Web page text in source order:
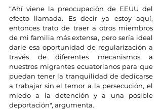
“Ahí viene la preocupación de EEUU del
efecto llamada. Es decir ya estoy aquí,
entonces trato de traer a otros miembros
de mi familia más extensa, pero sería ideal
darle esa oportunidad de regularización a
través de diferentes mecanismos a
nuestros migrantes ecuatorianos para que
puedan tener la tranquilidad de dedicarse
a trabajar sin el temor a la persecución, el
miedo a la detención y a una posible
deportación", argumenta.